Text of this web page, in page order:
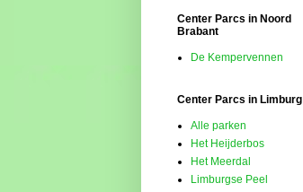
Center Parcs in Noord
Brabant
De Kempervennen
Center Parcs in Limburg
Alle parken
Het Heijderbos
Het Meerdal
Limburgse Peel